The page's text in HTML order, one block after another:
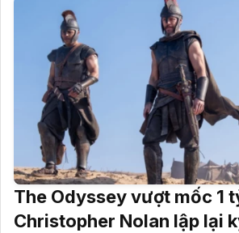
The Odyssey vượt mốc 1
Christopher Nolan lập lại